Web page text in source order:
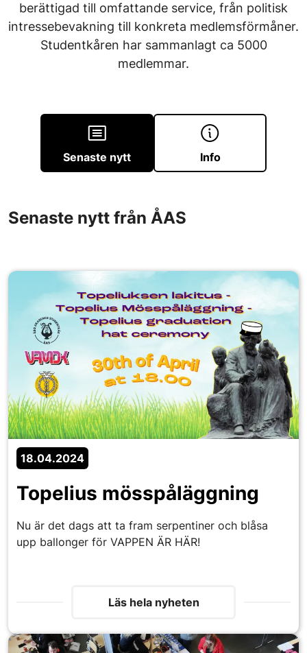
berättigad till omfattande service, från politisk
intressebevakning till konkreta medlemsförmåner.
Studentkåren har sammanlagt ca 5000
medlemmar.
Senaste nytt Info
Senaste nytt från ÅAS
18.04.2024
Topelius mösspåläggning
Nu är det dags att ta fram serpentiner och blåsa
upp ballonger för VAPPEN ÄR HÄR!
Läs hela nyheten